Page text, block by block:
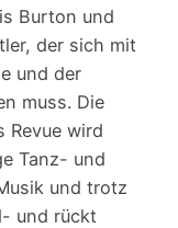
Burton und
der sich mit
und der
muss. Die
Revue wird
Tanz- und
und trotz
und rückt